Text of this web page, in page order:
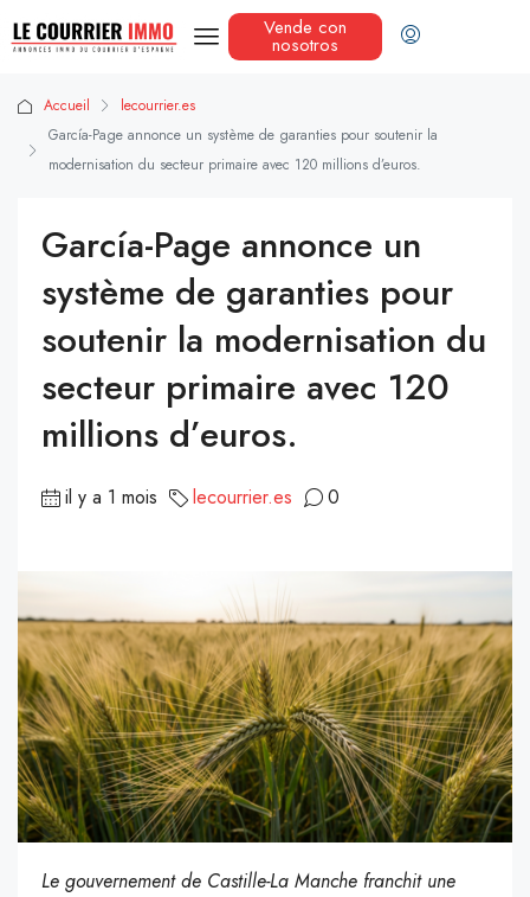
Vende con
nosotros
Accueil
lecourrier.es
García-Page annonce un système de garanties pour soutenir la
modernisation du secteur primaire avec 120 millions d’euros.
García-Page annonce un
système de garanties pour
soutenir la modernisation du
secteur primaire avec 120
millions d’euros.
il y a 1 mois lecourrier.es 0
Le gouvernement de Castille-La Manche franchit une